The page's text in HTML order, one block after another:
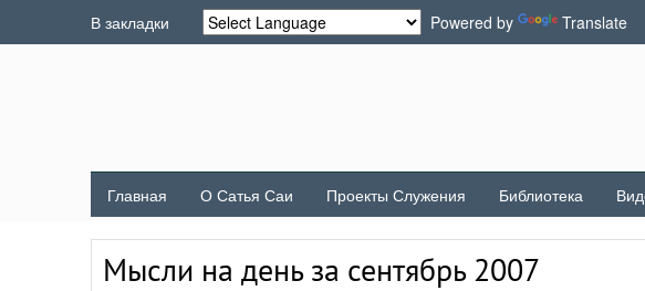
В закладки Powered by Translate
Главная О Сатья Саи Проекты Служения Библиотека
Мысли на день за сентябрь 2007